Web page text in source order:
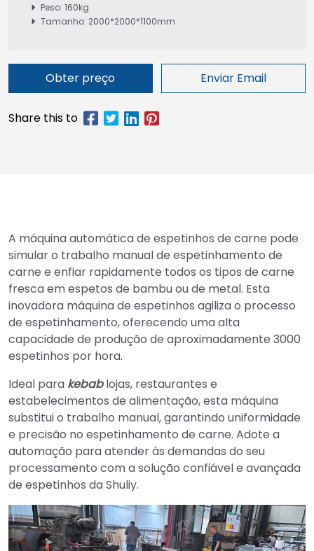
Peso: 160kg
Tamanho: 2000*2000*1100mm
Obter preço Enviar Email
A máquina automática de espetinhos de carne pode
simular o trabalho manual de espetinhamento de
carne e enfiar rapidamente todos os tipos de carne
fresca em espetos de bambu ou de metal. Esta
inovadora máquina de espetinhos agiliza o processo
de espetinhamento, oferecendo uma alta
capacidade de produção de aproximadamente 3000
espetinhos por hora.
Ideal para kebablojas, restaurantes e
estabelecimentos de alimentação, esta máquina
substitui o trabalho manual, garantindo uniformidade
e precisão no espetinhamento de carne. Adote a
automação para atender às demandas do seu
processamento com a solução confiável e avançada
de espetinhos da Shuliy.